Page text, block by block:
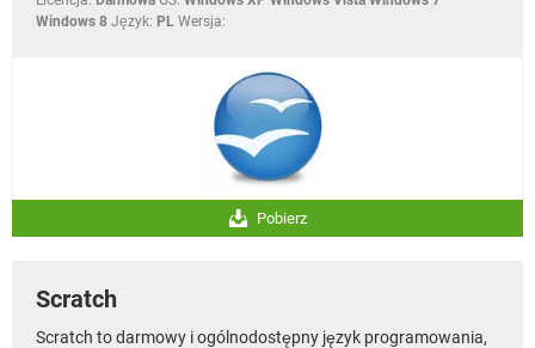
Windows 8 Język: PL Wersja:
Pobierz
Scratch
Scratch to darmowy i ogólnodostępny język programowania,